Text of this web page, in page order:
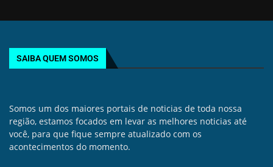
SAIBA QUEM SOMOS
Somos um dos maiores portais de noticias de toda nossa
região, estamos focados em levar as melhores noticias até
você, para que fique sempre atualizado com os
acontecimentos do momento.